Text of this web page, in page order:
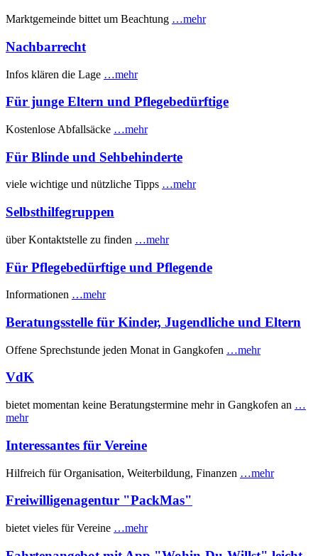
Marktgemeinde bittet um Beachtung …mehr
Nachbarrecht
Infos klären die Lage …mehr
Für junge Eltern und Pflegebedürftige
Kostenlose Abfallsäcke …mehr
Für Blinde und Sehbehinderte
viele wichtige und nützliche Tipps …mehr
Selbsthilfegruppen
über Kontaktstelle zu finden …mehr
Für Pflegebedürftige und Pflegende
Informationen …mehr
Beratungsstelle für Kinder, Jugendliche und Eltern
Offene Sprechstunde jeden Monat in Gangkofen …mehr
VdK
bietet momentan keine Beratungstermine mehr in Gangkofen an …
mehr
Interessantes für Vereine
Hilfreich für Organisation, Weiterbildung, Finanzen …mehr
Freiwilligenagentur "PackMas"
bietet vieles für Vereine …mehr